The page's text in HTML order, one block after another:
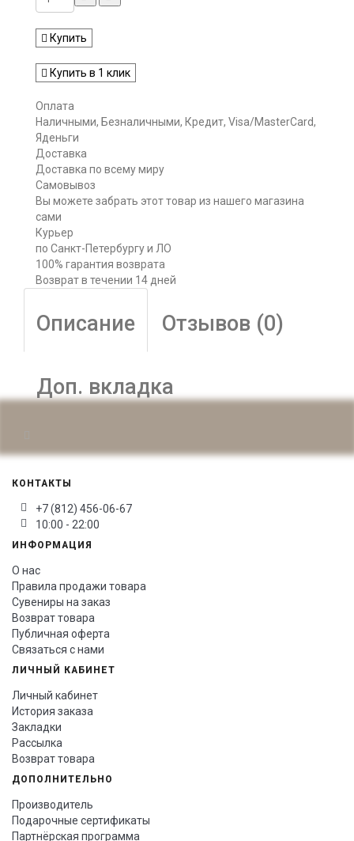
Купить
Купить в 1 клик
Оплата
Наличными, Безналичными, Кредит, Visa/MasterCard,
Яденьги
Доставка
Доставка по всему миру
Самовывоз
Вы можете забрать этот товар из нашего магазина
сами
Курьер
по Санкт-Петербургу и ЛО
100% гарантия возврата
Возврат в течении 14 дней
Описание Отзывов (0)
Доп. вкладка
КОНТАКТЫ
+7 (812) 456-06-67
10:00 - 22:00
ИНФОРМАЦИЯ
О нас
Правила продажи товара
Сувениры на заказ
Возврат товара
Публичная оферта
Связаться с нами
ЛИЧНЫЙ КАБИНЕТ
Личный кабинет
История заказа
Закладки
Рассылка
Возврат товара
ДОПОЛНИТЕЛЬНО
Производитель
Подарочные сертификаты
Партнёрская программа